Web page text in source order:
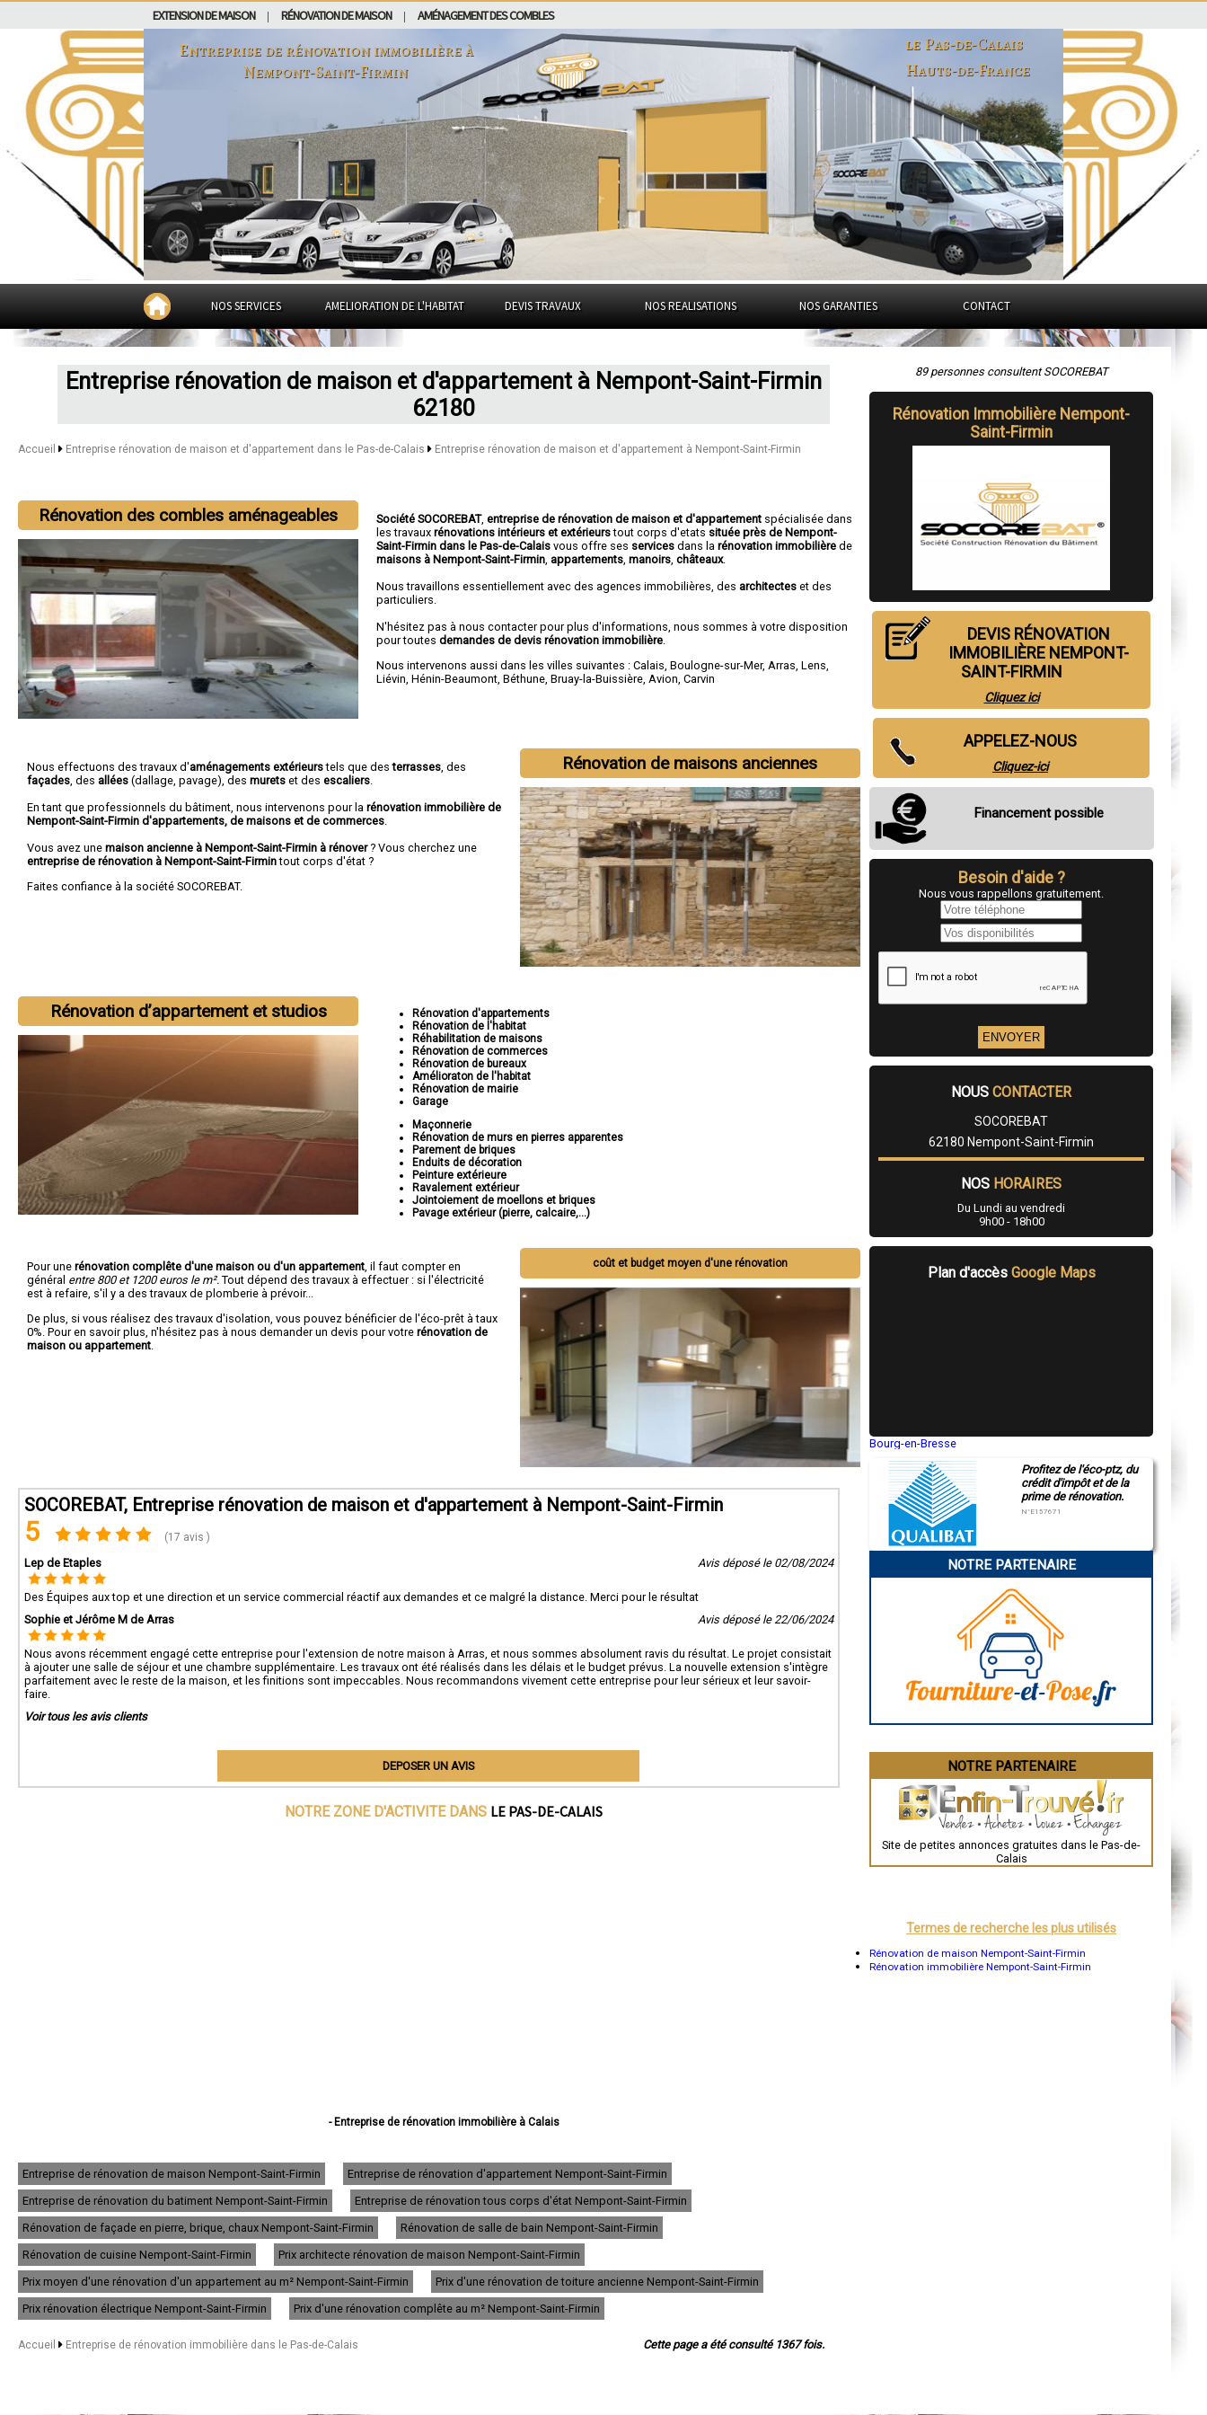
EXTENSION DE MAISON RÉNOVATION DE MAISON AMÉNAGEMENT DES COMBLES
Entreprise de rénovation immobilière à
Nempont-Saint-Firmin
le Pas-de-Calais
Hauts-de-France
NOS SERVICES AMELIORATION DE L'HABITAT DEVIS TRAVAUX NOS REALISATIONS NOS GARANTIES CONTACT
Entreprise rénovation de maison et d'appartement à Nempont-Saint-Firmin
62180
Accueil Entreprise rénovation de maison et d'appartement dans le Pas-de-Calais Entreprise rénovation de maison et d'appartement à Nempont-Saint-Firmin
Rénovation des combles aménageables Société SOCOREBAT,entreprise de rénovation de maison et d'appartement spécialisée dans
les travauxrénovations intérieurs et extérieurstout corps d'etats située près de Nempont-
Saint-Firmin dans le Pas-de-Calaisvous offre ses services dans larénovation immobilière de
maisons à Nempont-Saint-Firmin appartements ,manoirs ,châteaux.
Nous travaillons essentiellement avec des agences immobilières, des architectes et des
particuliers.
N'hésitez pas à nous contacter pour plus d'informations, nous sommes à votre disposition
pour toutesdemandes de devis rénovation immobilière
Nous intervenons aussi dans les villes suivantes :Calais ,Boulogne-sur-Mer, Arras ,Lens
Liévin ,Hénin-Beaumont ,Béthune ,Bruay-la-Buissière Avion ,Carvin
Rénovation de maisons anciennes
Nous effectuons des travaux d'aménagements extérieurstels que desterrasses , des
façades , des allées (dallage, pavage), des murets et des escaliers
En tant que professionnels du bâtiment, nous intervenons pour la rénovation immobilière de
Nempont-Saint-Firmin d'appartements, de maisons et de commerces
Vous avez une maison ancienne à Nempont-Saint-Firmin à rénover? Vous cherchez une
entreprise de rénovation à Nempont-Saint-Firmintout corps d'état ?
Faites confiance à la société SOCOREBAT.
Rénovation d’appartement et studios
Rénovation d'appartements
Rénovation de l'habitat
Réhabilitation de maisons
Rénovation de commerces
Rénovation de bureaux
Amélioraton de l'habitat
Rénovation de mairie
Garage
Maçonnerie
Rénovation de murs en pierres apparentes
Parement de briques
Enduits de décoration
Peinture extérieure
Ravalement extérieur
Jointoiement de moellons et briques
Pavage extérieur (pierre, calcaire,...)
coût et budget moyen d'une rénovation
Pour une rénovation complête d'une maison ou d'un appartement , il faut compter en
général entre 800 et 1200 euros le m². Tout dépend des travaux à effectuer : si l'électricité
est à refaire, s'il y a des travaux de plomberie à prévoir...
De plus, si vous réalisez des travaux d'isolation, vous pouvez bénéficier de l'éco-prêt à taux
0%. Pour en savoir plus, n'hésitez pas à nous demander un devis pour votre rénovation de
maison ou appartement
SOCOREBAT, Entreprise rénovation de maison et d'appartement à Nempont-Saint-Firmin
5 (17 avis )
Lep de Etaples Avis déposé le 02/08/2024
Des Équipes aux top et une direction et un service commercial réactif aux demandes et ce malgré la distance. Merci pour le résultat
Sophie et Jérôme M de Arras
Avis déposé le 22/06/2024
Nous avons récemment engagé cette entreprise pour l'extension de notre maison à Arras, et nous sommes absolument ravis du résultat. Le projet consistait
à ajouter une salle de séjour et une chambre supplémentaire. Les travaux ont été réalisés dans les délais et le budget prévus. La nouvelle extension s'intègre
parfaitement avec le reste de la maison, et les finitions sont impeccables. Nous recommandons vivement cette entreprise pour leur sérieux et leur savoir-
faire.
Voir tous les avis clients
DEPOSER UN AVIS
NOTRE ZONE D'ACTIVITE DANS LE PAS-DE-CALAIS
- Entreprise de rénovation immobilière à Calais
- Entreprise de rénovation immobilière à Lens
- Entreprise de rénovation immobilière à Liévin
- Entreprise de rénovation immobilière à Béthune
- Entreprise de rénovation immobilière à Hénin-Beaumont
- Entreprise de rénovation immobilière à Bruay-la-Buissière
- Entreprise de rénovation immobilière à Avion
- Entreprise de rénovation immobilière à Carvin
- Entreprise de rénovation immobilière à Berck
- Entreprise de rénovation immobilière à Saint-Omer
- Entreprise de rénovation immobilière à Outreau
- Entreprise de rénovation immobilière à Méricourt
Entreprise de rénovation de maison Nempont-Saint-Firmin
Entreprise de rénovation d'appartement Nempont-Saint-Firmin
Entreprise de rénovation du batiment Nempont-Saint-Firmin
Entreprise de rénovation tous corps d'état Nempont-Saint-Firmin
Rénovation de façade en pierre, brique, chaux Nempont-Saint-Firmin
Rénovation de salle de bain Nempont-Saint-Firmin
Rénovation de cuisine Nempont-Saint-Firmin
Prix architecte rénovation de maison Nempont-Saint-Firmin
Prix moyen d'une rénovation d'un appartement au m² Nempont-Saint-Firmin
Prix d'une rénovation de toiture ancienne Nempont-Saint-Firmin
Prix rénovation électrique Nempont-Saint-Firmin
Prix d'une rénovation complête au m² Nempont-Saint-Firmin
Cette page a été consulté 1367 fois.
Accueil Entreprise de rénovation immobilière dans le Pas-de-Calais
89 personnes consultent SOCOREBAT
Rénovation Immobilière Nempont-
Saint-Firmin
DEVIS RÉNOVATION
IMMOBILIÈRE NEMPONT-
SAINT-FIRMIN
Cliquez ici
APPELEZ-NOUS
Cliquez-ici
Financement possible
Besoin d'aide ?
Nous vous rappellons gratuitement.
NOUS CONTACTER
SOCOREBAT
62180 Nempont-Saint-Firmin
NOS HORAIRES
Du Lundi au vendredi
9h00 - 18h00
Plan d'accès Google Maps
Bourg-en-Bresse
Montluçon
Manosque
Gap
Charleville-Mézières
Pamiers
Narbonne
Brive-la-Gaillarde
Guéret
Besançon
Évreux
Chartres
Nîmes
Auch
Grenoble
Mont-de-Marsan
Blois
Profitez de l'éco-ptz, du
crédit d'impôt et de la
prime de rénovation.
N°E157671
NOTRE PARTENAIRE
NOTRE PARTENAIRE
Site de petites annonces gratuites dans le Pas-de-
Calais
Termes de recherche les plus utilisés
Rénovation de maison Nempont-Saint-Firmin
Rénovation immobilière Nempont-Saint-Firmin